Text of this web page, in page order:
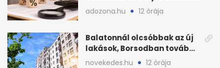
levonni 2026-ban?
adozona.hu 12 órája
Balatonnál olcsóbbak az új
lakások, Borsodban tovább
drágulnak
novekedes.hu 12 órája